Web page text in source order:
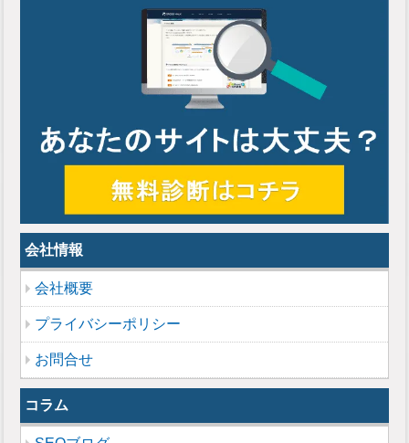
会社情報
会社概要
プライバシーポリシー
お問合せ
コラム